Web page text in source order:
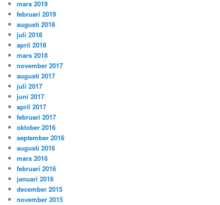
mars 2019
februari 2019
augusti 2018
juli 2018
april 2018
mars 2018
november 2017
augusti 2017
juli 2017
juni 2017
april 2017
februari 2017
oktober 2016
september 2016
augusti 2016
mars 2016
februari 2016
januari 2016
december 2015
november 2015